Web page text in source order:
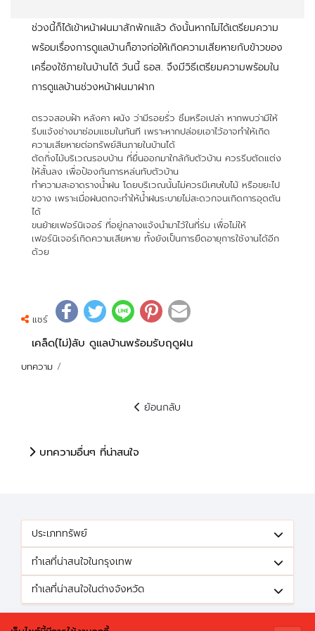
บทความ
เคล็ด(ไม่)ลับ ดูแลบ้านพร้อมรับฤดูฝน
แชร์
ช่วงนี้ก็ได้เข้าหน้าฝนมาสักพักแล้ว ดังนั้นหากไม่ได้เตรียมความ
พร้อมเรื่องการดูแลบ้านก็อาจก่อให้เกิดความเสียหายกับข้าวของ
เครื่องใช้ภายในบ้านได้ วันนี้ ธอส. จึงมีวิธีเตรียมความพร้อมใน
การดูแลบ้านช่วงหน้าฝนมาฝาก
ตรวจสอบฝ้า หลังคา ผนัง ว่ามีรอยรั่ว ซึมหรือเปล่า หากพบว่ามีให้
รีบแจ้งช่างมาซ่อมแซมในทันที เพราะหากปล่อยเอาไว้อาจทำให้เกิด
ความเสียหายต่อทรัพย์สินภายในบ้านได้
ตัดกิ่งไม้บริเวณรอบบ้าน ที่ยื่นออกมาใกล้กับตัวบ้าน ควรรีบตัดแต่ง
ให้สั้นลง เพื่อป้องกันการหล่นทับตัวบ้าน
ทำความสะอาดรางน้ำฝน โดยบริเวณนั้นไม่ควรมีเศษใบไม้ หรือขยะไป
ขวาง เพราะเมื่อฝนตกจะทำให้น้ำฝนระบายไม่สะดวกจนเกิดการอุดตัน
ได้
ขนย้ายเฟอร์นิเจอร์ ที่อยู่กลางแจ้งนำมาไว้ในที่ร่ม เพื่อไม่ให้
เฟอร์นิเจอร์เกิดความเสียหาย ทั้งยังเป็นการยืดอายุการใช้งานได้อีก
ด้วย
ย้อนกลับ
บทความอื่นๆ ที่น่าสนใจ
ประเภททรัพย์
ทำเลที่น่าสนใจในกรุงเทพ
ทำเลที่น่าสนใจในต่างจังหวัด